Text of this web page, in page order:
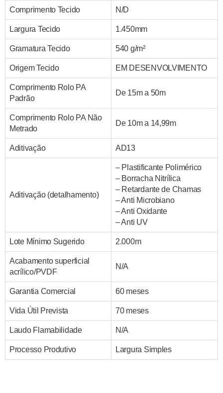
Comprimento Tecido N/D
Largura Tecido 1.450mm
Gramatura Tecido 540 g/m²
Origem Tecido EM DESENVOLVIMENTO
Comprimento Rolo PA
Padrão
De 15m a 50m
Comprimento Rolo PA Não
Metrado
De 10m a 14,99m
Aditivação AD13
Aditivação (detalhamento)
– Plastificante Polimérico
– Borracha Nitrílica
– Retardante de Chamas
– Anti Microbiano
– Anti Oxidante
– Anti UV
Lote Mínimo Sugerido 2.000m
Acabamento superficial
acrílico/PVDF
N/A
Garantia Comercial 60 meses
Vida Útil Prevista 70 meses
Laudo Flamabilidade N/A
Processo Produtivo Largura Simples